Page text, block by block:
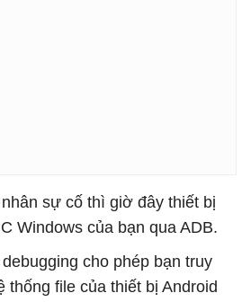
sự cố thì giờ đây thiết bị
Windows của bạn qua ADB.
cho phép bạn truy
thống file của thiết bị Android